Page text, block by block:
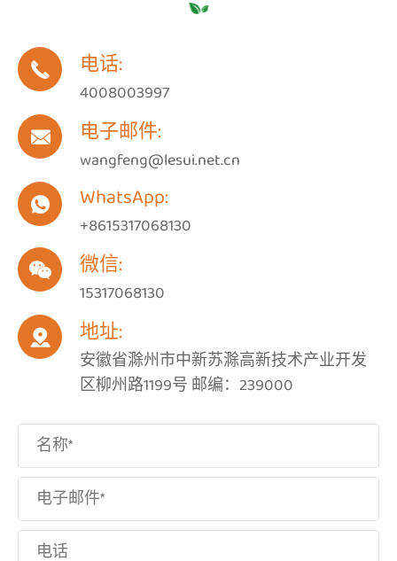
 电话:
4008003997
 电子邮件:
wangfeng@lesui.net.cn
 WhatsApp:
+8615317068130
 微信:
15317068130
 地址:
安徽省滁州市中新苏滁高新技术产业开发
区柳州路1199号 邮编：239000